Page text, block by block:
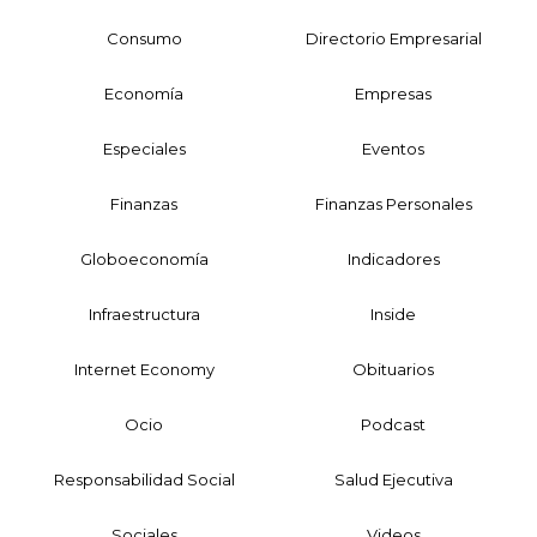
Consumo Directorio Empresarial
Economía Empresas
Especiales Eventos
Finanzas Finanzas Personales
Globoeconomía Indicadores
Infraestructura Inside
Internet Economy Obituarios
Ocio Podcast
Responsabilidad Social Salud Ejecutiva